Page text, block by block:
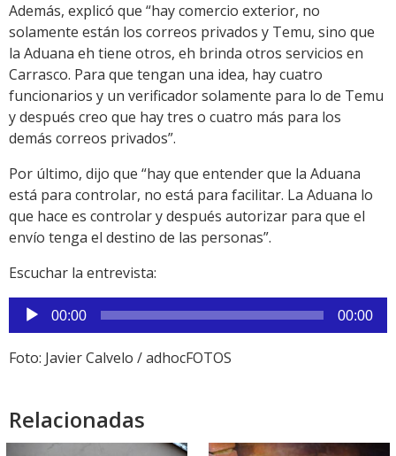
Además, explicó que “hay comercio exterior, no
solamente están los correos privados y Temu, sino que
la Aduana eh tiene otros, eh brinda otros servicios en
Carrasco. Para que tengan una idea, hay cuatro
funcionarios y un verificador solamente para lo de Temu
y después creo que hay tres o cuatro más para los
demás correos privados”.
Por último, dijo que “hay que entender que la Aduana
está para controlar, no está para facilitar. La Aduana lo
que hace es controlar y después autorizar para que el
envío tenga el destino de las personas”.
Escuchar la entrevista:
Reproductor
de
audio
00:00 00:00
Foto: Javier Calvelo / adhocFOTOS
Relacionadas